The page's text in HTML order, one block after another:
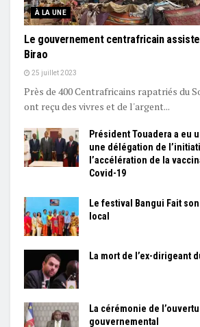
À LA UNE
Le gouvernement centrafricain
Birao
25 juillet 2023
Près de 400 Centrafricains rapatriés du
ont reçu des vivres et de l'argent...
Président Touadera a eu
une délégation de
l’accélération de la
Covid-19
Le festival Bangui Fait
local
La mort de l’ex-dirigeant
La cérémonie de
gouvernemental